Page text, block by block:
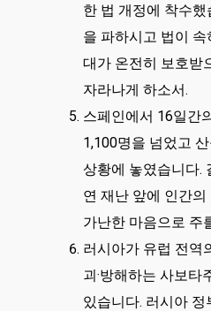
한 법 개정에 착수
을 파하시고 법이
대가 온전히 보호받
자라나게 하소서.
스페인에서 16일간
1,100명을 넘었고
상황에 놓였습니다.
연 재난 앞에 인간
가난한 마음으로 주
러시아가 유럽 전역
괴·방해하는 사보타
있습니다. 러시아